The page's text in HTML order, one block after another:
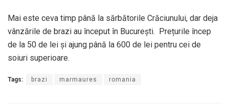
Mai este ceva timp până la sărbătorile Crăciunului, dar deja
vânzările de brazi au început în București. Prețurile încep
de la 50 de lei și ajung până la 600 de lei pentru cei de
soiuri superioare.
Tags: brazi marmaures romania